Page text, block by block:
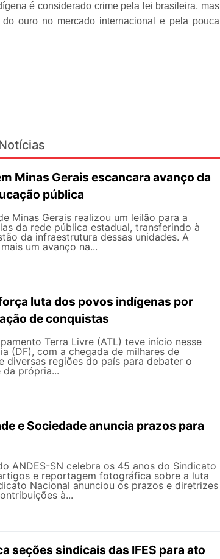
é considerado crime pela lei brasileira, mas
ouro no mercado internacional e pela pouca
Minas Gerais escancara avanço da
pública
Minas Gerais realizou um leilão para a
da rede pública estadual, transferindo à
da infraestrutura dessas unidades. A
um avanço na...
luta dos povos indígenas por
de conquistas
Terra Livre (ATL) teve início nesse
(DF), com a chegada de milhares de
diversas regiões do país para debater o
própria...
e Sociedade anuncia prazos para
ANDES-SN celebra os 45 anos do Sindicato
e reportagem fotográfica sobre a luta
Nacional anunciou os prazos e diretrizes
à...
seções sindicais das IFES para ato